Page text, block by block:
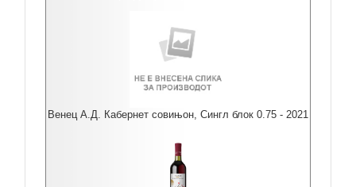
Венец А.Д. Кабернет совињон, Сингл блок 0.75 - 2021